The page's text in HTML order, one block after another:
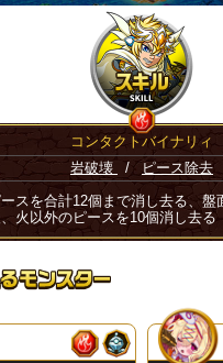
コンタクトバイナリィ
岩破壊
/ ピース除去
スを合計12個まで消し去る、
火以外のピースを10個消し去る